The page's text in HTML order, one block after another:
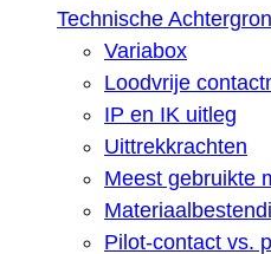
Technische
Variabox
Loodvrije
IP en IK uitleg
Uittrekkrachten
Meest gebruikte
Pilot-contact vs.